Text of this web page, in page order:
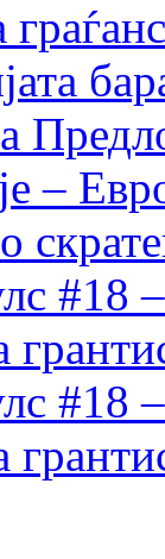
–
#18
#18